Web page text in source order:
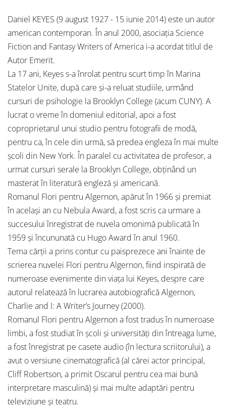
Daniel KEYES (9 august 1927 - 15 iunie 2014) este un autor
american contemporan. În anul 2000, asociaţia Science
Fiction and Fantasy Writers of America i-a acordat titlul de
Autor Emerit.
La 17 ani, Keyes s-a înrolat pentru scurt timp în Marina
Statelor Unite, după care şi-a reluat studiile, urmând
cursuri de psihologie la Brooklyn College (acum CUNY). A
lucrat o vreme în domeniul editorial, apoi a fost
coproprietarul unui studio pentru fotografii de modă,
pentru ca, în cele din urmă, să predea engleza în mai multe
şcoli din New York. În paralel cu activitatea de profesor, a
urmat cursuri serale la Brooklyn College, obţinând un
masterat în literatură engleză şi americană.
Romanul Flori pentru Algernon, apărut în 1966 şi premiat
în acelaşi an cu Nebula Award, a fost scris ca urmare a
succesului înregistrat de nuvela omonimă publicată în
1959 şi încununată cu Hugo Award în anul 1960.
Tema cărţii a prins contur cu paisprezece ani înainte de
scrierea nuvelei Flori pentru Algernon, fiind inspirată de
numeroase evenimente din viaţa lui Keyes, despre care
autorul relatează în lucrarea autobiografică Algernon,
Charlie and I: A Writer’s Journey (2000).
Romanul Flori pentru Algernon a fost tradus în numeroase
limbi, a fost studiat în şcoli şi universităţi din întreaga lume,
a fost înregistrat pe casete audio (în lectura scriitorului), a
avut o versiune cinematografică (al cărei actor principal,
Cliff Robertson, a primit Oscarul pentru cea mai bună
interpretare masculină) şi mai multe adaptări pentru
televiziune şi teatru.